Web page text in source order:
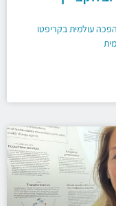
עולמית בקריפטו